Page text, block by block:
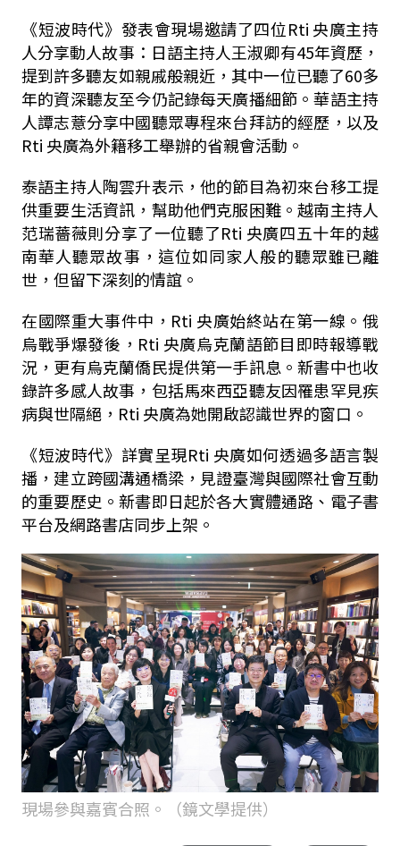
《短波時代》發表會現場邀請了四位Rti 央廣主持
人分享動人故事：日語主持人王淑卿有45年資歷，
提到許多聽友如親戚般親近，其中一位已聽了60多
年的資深聽友至今仍記錄每天廣播細節。華語主持
人譚志薏分享中國聽眾專程來台拜訪的經歷，以及
Rti 央廣為外籍移工舉辦的省親會活動。
泰語主持人陶雲升表示，他的節目為初來台移工提
供重要生活資訊，幫助他們克服困難。越南主持人
范瑞薔薇則分享了一位聽了Rti 央廣四五十年的越
南華人聽眾故事，這位如同家人般的聽眾雖已離
世，但留下深刻的情誼。
在國際重大事件中，Rti 央廣始終站在第一線。俄
烏戰爭爆發後，Rti 央廣烏克蘭語節目即時報導戰
況，更有烏克蘭僑民提供第一手訊息。新書中也收
錄許多感人故事，包括馬來西亞聽友因罹患罕見疾
病與世隔絕，Rti 央廣為她開啟認識世界的窗口。
《短波時代》詳實呈現Rti 央廣如何透過多語言製
播，建立跨國溝通橋梁，見證臺灣與國際社會互動
的重要歷史。新書即日起於各大實體通路、電子書
平台及網路書店同步上架。
現場參與嘉賓合照。（鏡文學提供）